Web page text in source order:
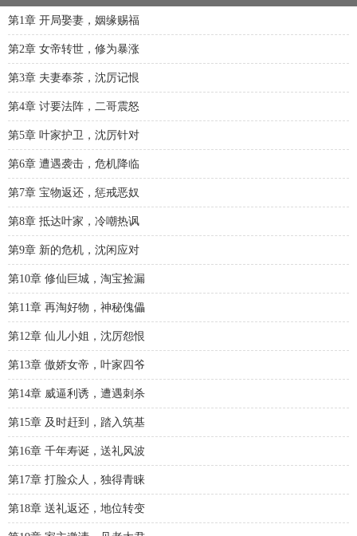
第1章 开局娶妻，姻缘赐福
第2章 女帝转世，修为暴涨
第3章 夫妻奉茶，沈厉记恨
第4章 讨要法阵，二哥震怒
第5章 叶家护卫，沈厉针对
第6章 遭遇袭击，危机降临
第7章 宝物返还，惩戒恶奴
第8章 抵达叶家，冷嘲热讽
第9章 新的危机，沈闲应对
第10章 修仙巨城，淘宝捡漏
第11章 再淘好物，神秘傀儡
第12章 仙儿小姐，沈厉怨恨
第13章 傲娇女帝，叶家四爷
第14章 威逼利诱，遭遇刺杀
第15章 及时赶到，踏入筑基
第16章 千年寿诞，送礼风波
第17章 打脸众人，独得青睐
第18章 送礼返还，地位转变